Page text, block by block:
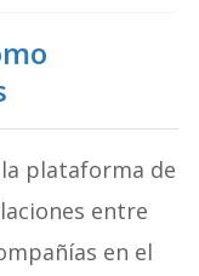
plataforma de
entre
en el